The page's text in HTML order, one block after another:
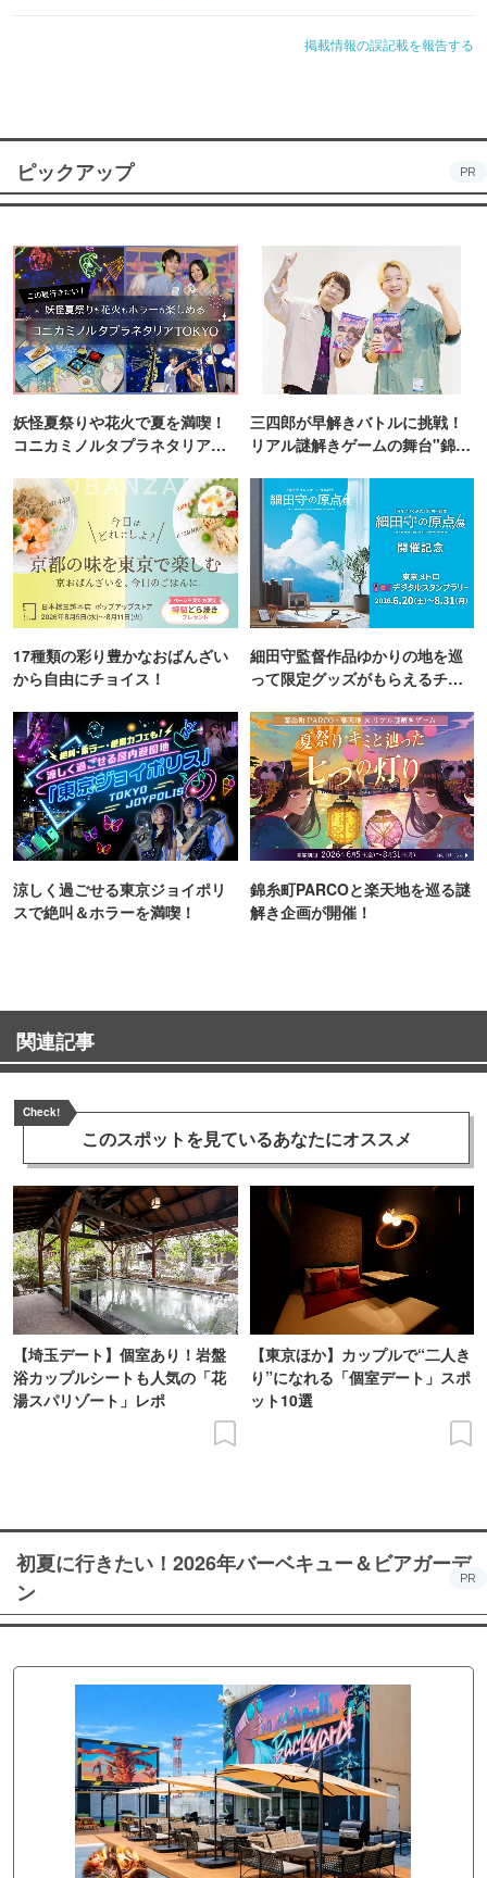
掲載情報の誤記載を報告する
ピックアップ PR
妖怪夏祭りや花火で夏を満喫！
コニカミノルタプラネタリア
三四郎が早解きバトルに挑戦！
リアル謎解きゲームの舞台"錦糸
17種類の彩り豊かなおばんざい
から自由にチョイス！
細田守監督作品ゆかりの地を巡
って限定グッズがもらえるチャ
涼しく過ごせる東京ジョイポリ
スで絶叫＆ホラーを満喫！
錦糸町PARCOと楽天地を巡る謎
解き企画が開催！
関連記事
Check!
このスポットを見ているあなたにオススメ
【埼玉デート】個室あり！岩盤
浴カップルシートも人気の「花
湯スパリゾート」レポ
【東京ほか】カップルで“二人き
り”になれる「個室デート」スポ
ット10選
初夏に行きたい！2026年バーベキュー＆ビアガーデ
ン
PR